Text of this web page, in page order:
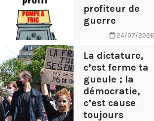
profiteur de
guerre
24/07/2026
La dictature,
c’est ferme ta
gueule ; la
démocratie,
c’est cause
toujours